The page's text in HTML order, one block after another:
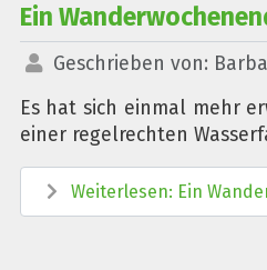
Ein
Geschrieben von:
Es hat sich einmal mehr
einer regelrechten
Weiterlesen: Ein